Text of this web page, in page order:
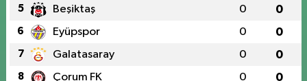
5 Beşiktaş 0 0
6 Eyüpspor 0 0
7 Galatasaray 0 0
8 Çorum FK 0 0